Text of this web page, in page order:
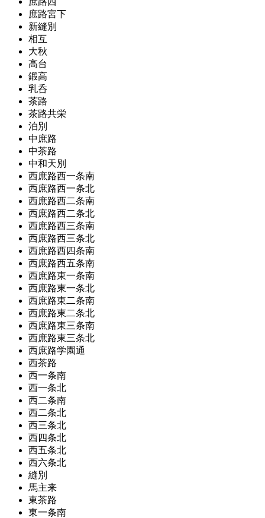
庶路宮下
新縫別
相互
大秋
高台
鍛高
乳呑
茶路
茶路共栄
泊別
中庶路
中茶路
中和天別
西庶路西一条南
西庶路西一条北
西庶路西二条南
西庶路西二条北
西庶路西三条南
西庶路西三条北
西庶路西四条南
西庶路西五条南
西庶路東一条南
西庶路東一条北
西庶路東二条南
西庶路東二条北
西庶路東三条南
西庶路東三条北
西庶路学園通
西茶路
西一条南
西一条北
西二条南
西二条北
西三条北
西四条北
西五条北
西六条北
縫別
馬主来
東茶路
東一条南